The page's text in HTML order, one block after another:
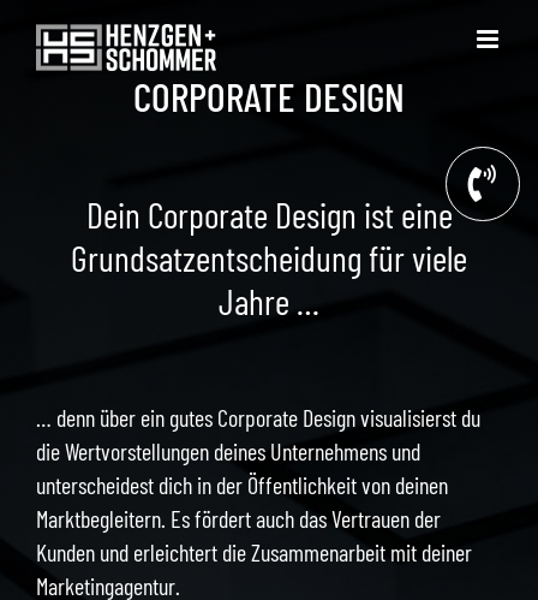
Inhalt
CORPORATE DESIGN
Dein Corporate Design ist eine
Grundsatzentscheidung für viele
Jahre …
… denn über ein gutes Corporate Design visualisierst du
die Wertvorstellungen deines Unternehmens und
unterscheidest dich in der Öffentlichkeit von deinen
Marktbegleitern. Es fördert auch das Vertrauen der
Kunden und erleichtert die Zusammenarbeit mit deiner
Marketingagentur.